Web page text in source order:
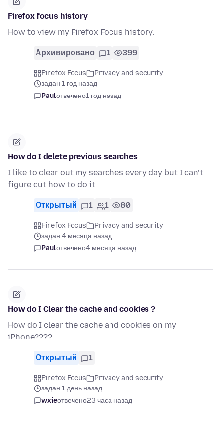
Firefox focus history
How to view my Firefox Focus history.
Архивировано 1 399
Firefox Focus
Privacy and security
задан 1 год назад
Paulотвечено1 год назад
How do I delete previous searches
I like to clear out my searches every day but I can’t
figure out how to do it
Открытый 1 1 80
Firefox Focus
Privacy and security
задан 4 месяца назад
Paulотвечено4 месяца назад
How do I Clear the cache and cookies ?
How do I clear the cache and cookies on my
iPhone????
Открытый 1
Firefox Focus
Privacy and security
задан 1 день назад
wxieотвечено23 часа назад